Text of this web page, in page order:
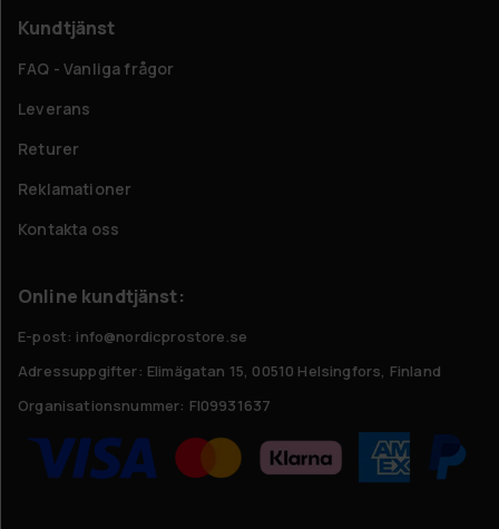
Kundtjänst
FAQ - Vanliga frågor
Leverans
Returer
Reklamationer
Kontakta oss
Online kundtjänst:
E-post: info@nordicprostore.se
Adressuppgifter: Elimägatan 15, 00510 Helsingfors, Finland
Organisationsnummer: FI09931637